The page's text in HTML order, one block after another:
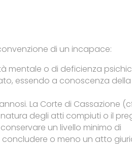
di un incapace:
mentale o di deficienza
essendo a conoscenza della
La Corte di Cassazione
degli atti compiuti o il
un livello minimo di
o meno un atto